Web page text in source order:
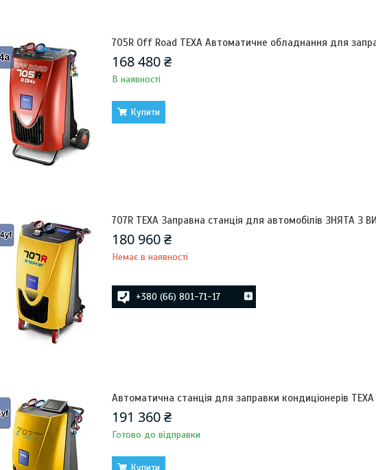
705R Off Road TEXA Автоматичне обладнання для
168 480 ₴
В наявності
Купити
707R TEXA Заправна станція для автомобілів ЗНЯТА З
180 960 ₴
Немає в наявності
+380 (66) 801-71-17
Автоматична станція для заправки кондиціонерів TEXA
191 360 ₴
Готово до відправки
Купити